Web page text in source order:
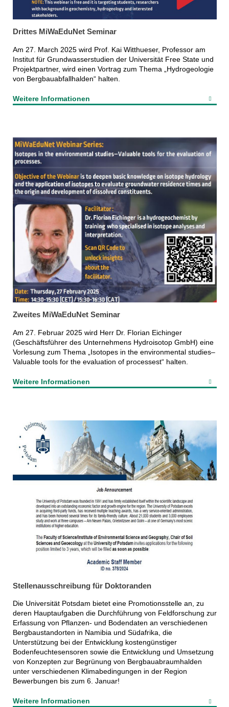
Drittes MiWaEduNet Seminar
Am 27. March 2025 wird Prof. Kai Witthueser, Professor am
Institut für Grundwasserstudien der Universität Free State und
Projektpartner, wird einen Vortrag zum Thema „Hydrogeologie
von Bergbauabfallhalden“ halten.
Weitere Informationen
Zweites MiWaEduNet Seminar
Am 27. Februar 2025 wird Herr Dr. Florian Eichinger
(Geschäftsführer des Unternehmens Hydroisotop GmbH) eine
Vorlesung zum Thema „Isotopes in the environmental studies–
Valuable tools for the evaluation of processest“ halten.
Weitere Informationen
Stellenausschreibung für Doktoranden
Die Universität Potsdam bietet eine Promotionsstelle an, zu
deren Hauptaufgaben die Durchführung von Feldforschung zur
Erfassung von Pflanzen- und Bodendaten an verschiedenen
Bergbaustandorten in Namibia und Südafrika, die
Unterstützung bei der Entwicklung kostengünstiger
Bodenfeuchtesensoren sowie die Entwicklung und Umsetzung
von Konzepten zur Begrünung von Bergbauabraumhalden
unter verschiedenen Klimabedingungen in der Region
Bewerbungen bis zum 6. Januar!
Weitere Informationen